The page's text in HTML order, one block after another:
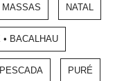
MASSAS NATAL
• BACALHAU
PURÉ